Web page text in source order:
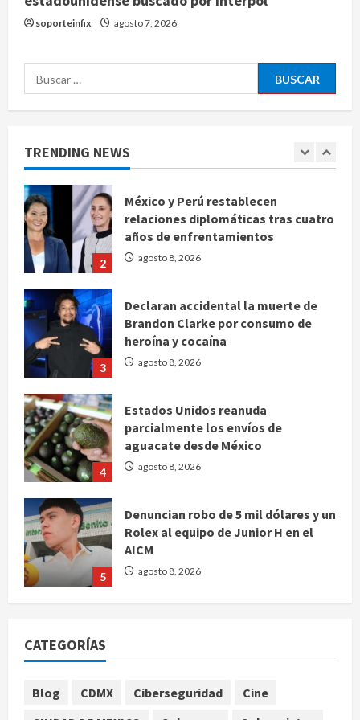
soporteinfix agosto 7, 2026
Buscar:
TRENDING NEWS
5 agosto 8, 2026
Sheinbaum contra el narco pero
advierte que persisten desafíos
2
México y Perú restablecen
años de enfrentamientos
agosto 8, 2026
3
Declaran accidental la muerte de
heroína y cocaína
agosto 8, 2026
4
Estados Unidos reanuda
aguacate desde México
agosto 8, 2026
5
Denuncian robo de 5 mil dólares y un
AICM
agosto 8, 2026
1
EE. UU. reconoce apoyo de
México y Perú restablecen
relaciones diplomáticas tras cuatro
CATEGORÍAS
Blog CDMX Ciberseguridad
Cine